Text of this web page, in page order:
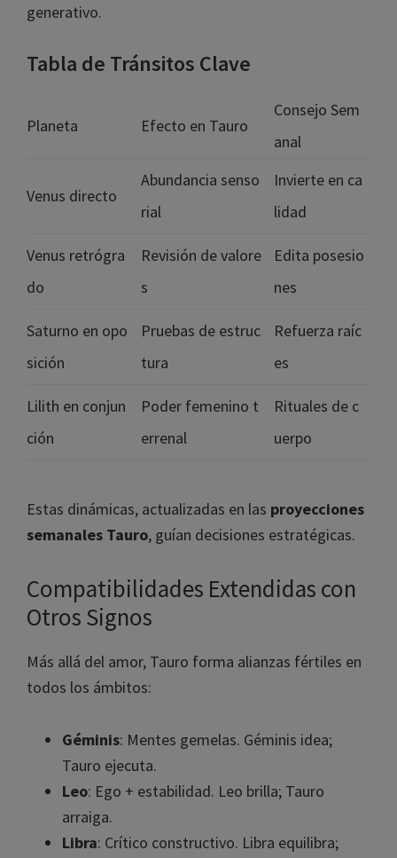
generativo.
Tabla de Tránsitos Clave
Planeta Efecto en Tauro
Consejo Sem
anal
Venus directo
Abundancia senso
rial
Invierte en ca
lidad
Venus retrógra
do
Revisión de valore
s
Edita posesio
nes
Saturno en opo
sición
Pruebas de estruc
tura
Refuerza raíc
es
Lilith en conjun
ción
Poder femenino t
errenal
Rituales de c
uerpo
Estas dinámicas, actualizadas en las proyecciones
semanales Tauro, guían decisiones estratégicas.
Compatibilidades Extendidas con
Otros Signos
Más allá del amor, Tauro forma alianzas fértiles en
todos los ámbitos:
Géminis: Mentes gemelas. Géminis idea;
Tauro ejecuta.
Leo: Ego + estabilidad. Leo brilla; Tauro
arraiga.
Libra: Crítico constructivo. Libra equilibra;